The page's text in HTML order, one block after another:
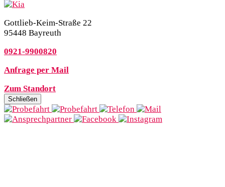
Gottlieb-Keim-Straße 22
95448 Bayreuth
0921-9900820
Anfrage per Mail
Zum Standort
Schließen